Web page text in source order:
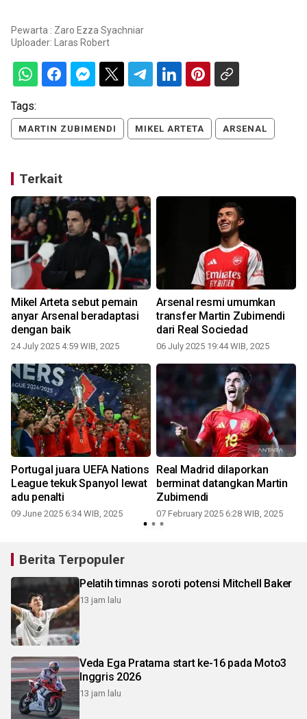
Pewarta : Zaro Ezza Syachniar
Uploader: Laras Robert
Tags:
MARTIN ZUBIMENDI MIKEL ARTETA ARSENAL
Terkait
Mikel Arteta sebut pemain
anyar Arsenal beradaptasi
dengan baik
24 July 2025 4:59 WIB, 2025
Arsenal resmi umumkan
transfer Martin Zubimendi
dari Real Sociedad
06 July 2025 19:44 WIB, 2025
Portugal juara UEFA Nations
League tekuk Spanyol lewat
adu penalti
09 June 2025 6:34 WIB, 2025
Real Madrid dilaporkan
berminat datangkan Martin
Zubimendi
07 February 2025 6:28 WIB, 2025
Berita Terpopuler
Pelatih timnas soroti potensi Mitchell Baker
13 jam lalu
Veda Ega Pratama start ke-16 pada Moto3
Inggris 2026
13 jam lalu